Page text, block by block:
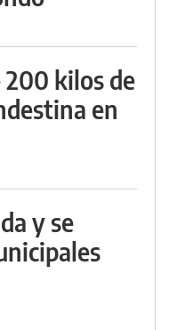
200 kilos de
en
y se